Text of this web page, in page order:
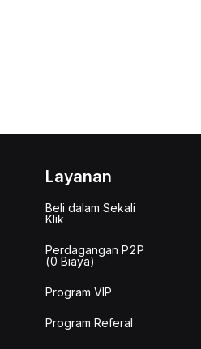
Layanan
Beli dalam Sekali
Klik
Perdagangan P2P
(0 Biaya)
Program VIP
Program Referal